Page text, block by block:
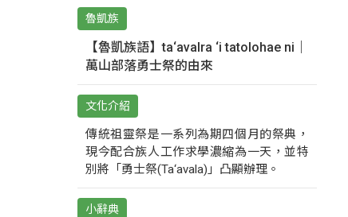
魯凱族
【魯凱族語】ta‘avalra ‘i tatolohae ni｜
萬山部落勇士祭的由來
文化介紹
傳統祖靈祭是一系列為期四個月的祭典，
現今配合族人工作求學濃縮為一天，並特
別將「勇士祭(Ta‘avala)」凸顯辦理。
小辭典